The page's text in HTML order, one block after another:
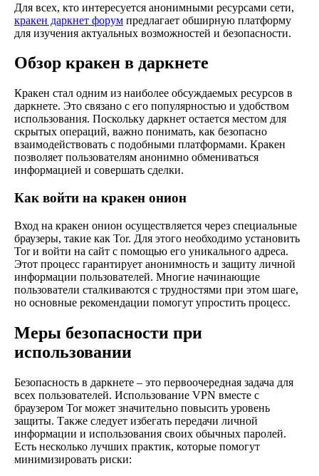
Для всех, кто интересуется анонимными ресурсами сети,
кракен даркнет форум предлагает обширную платформу
для изучения актуальных возможностей и безопасности.
Обзор кракен в даркнете
Кракен стал одним из наиболее обсуждаемых ресурсов в
даркнете. Это связано с его популярностью и удобством
использования. Поскольку даркнет остается местом для
скрытых операций, важно понимать, как безопасно
взаимодействовать с подобными платформами. Кракен
позволяет пользователям анонимно обмениваться
информацией и совершать сделки.
Как войти на кракен онион
Вход на кракен онион осуществляется через специальные
браузеры, такие как Tor. Для этого необходимо установить
Tor и войти на сайт с помощью его уникального адреса.
Этот процесс гарантирует анонимность и защиту личной
информации пользователей. Многие начинающие
пользователи сталкиваются с трудностями при этом шаге,
но основные рекомендации помогут упростить процесс.
Меры безопасности при
использовании
Безопасность в даркнете – это первоочередная задача для
всех пользователей. Использование VPN вместе с
браузером Tor может значительно повысить уровень
защиты. Также следует избегать передачи личной
информации и использования своих обычных паролей.
Есть несколько лучших практик, которые помогут
минимизировать риски: